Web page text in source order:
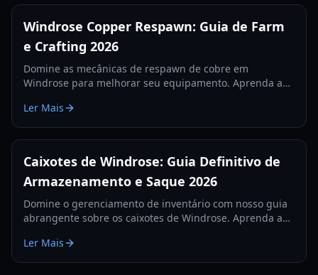
Windrose Copper Respawn: Guia de Farm
e Crafting 2026
Domine as mecânicas de respawn de cobre em
Windrose para melhorar seu equipamento. Aprenda as
estratégias de sobrevivência para a demo de Windrose.
Ler Mais
Caixotes de Windrose: Guia Definitivo de
Armazenamento e Saque 2026
Domine o gerenciamento de inventário com nosso guia
abrangente sobre os caixotes de Windrose. Aprenda a
automático e proteger seu saque em 2026.
Ler Mais